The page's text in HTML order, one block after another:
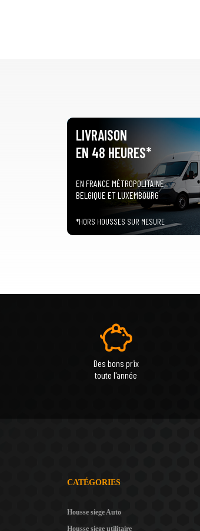
LIVRAISON
EN 48 HEURES*
EN FRANCE MÉTROPOLITAINE,
BELGIQUE ET LUXEMBOURG
*HORS HOUSSES SUR MESURE
Des bons prix
toute l'année
CATÉGORIES
Housse siege Auto
Housse siege utilitaire